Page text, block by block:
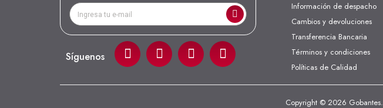
Síguenos
Información de despacho
Cambios y devoluciones
Transferencia Bancaria
Términos y condiciones
Políticas de Calidad
Copyright © 2026 Gobantes.